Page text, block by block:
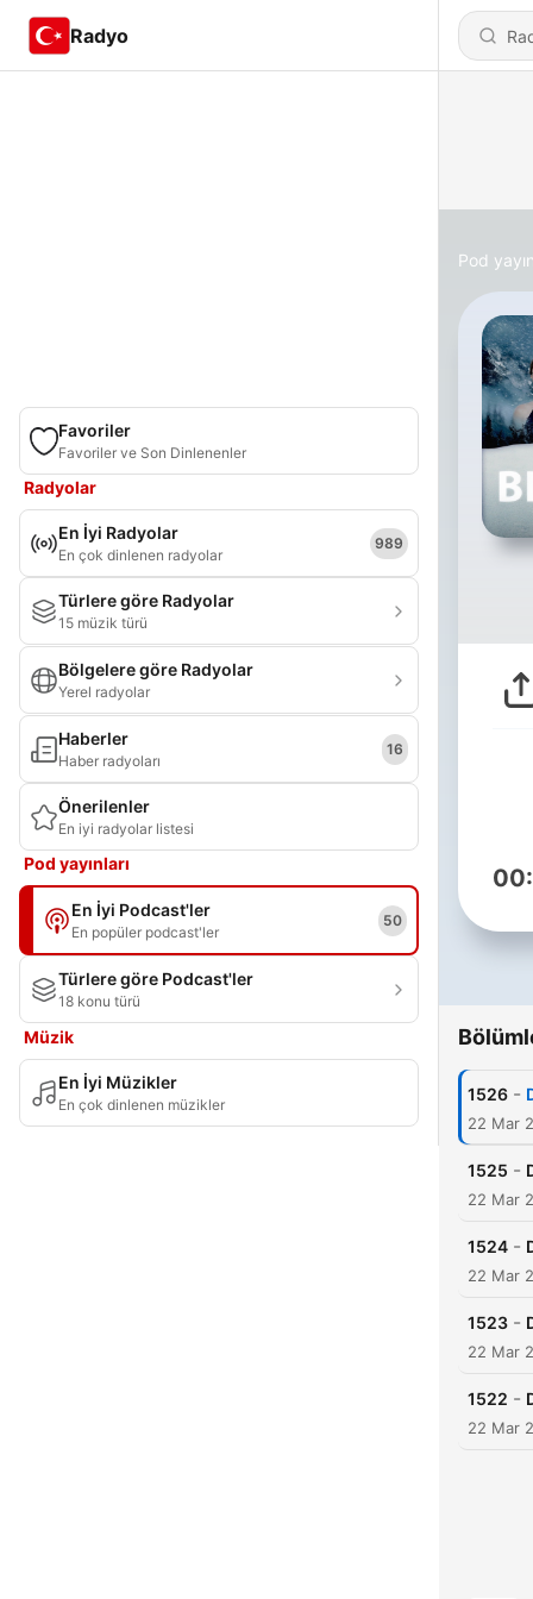
Radyo
Favoriler
Favoriler ve Son Dinlenenler
Radyolar
En İyi Radyolar
En çok dinlenen radyolar
989
Türlere göre Radyolar
15 müzik türü
Bölgelere göre Radyolar
Yerel radyolar
Haberler
Haber radyoları
16
Önerilenler
En iyi radyolar listesi
Pod yayınları
En İyi Podcast'ler
En popüler podcast'ler
50
Türlere göre Podcast'ler
18 konu türü
Müzik
En İyi Müzikler
En çok dinlenen müzikler
Pod
1526 -
22 Mar
1525 -
22 Mar
1524 -
22 Mar
1523 -
22 Mar
1522 -
22 Mar